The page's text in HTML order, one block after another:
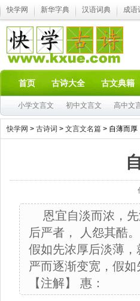
快学网 新华字典 汉语词典 成语
首页 古诗大全 古文典籍
小学文言文 初中文言文 高中文
快学网 > 古诗词 > 文言文名篇 > 自薄而厚
恩宜自淡而浓，
后严者， 人怨其酷
假如先浓厚后淡薄
严而逐渐变宽，假
【注解】 惠：